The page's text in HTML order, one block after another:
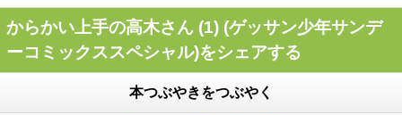
からかい上手の高木さん (1) (ゲッサン少年サンデ
ーコミックススペシャル)をシェアする
本つぶやきをつぶやく